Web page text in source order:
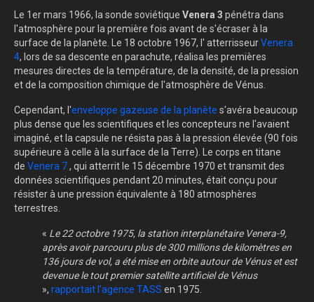
Le 1er mars 1966, la sonde soviétique Venera 3 pénétra dans
l'atmosphère pour la première fois avant de s'écraser à la
surface de la planète. Le 18 octobre 1967, l' atterrisseurVenera
4, lors de sa descente en parachute, réalisa les premières
mesures directes de la température, de la densité, de la pression
et de la composition chimique de l'atmosphère de Vénus.
Cependant, l'enveloppe gazeuse de la planète s'avéra beaucoup
plus dense que les scientifiques et les concepteurs ne l'avaient
imaginé, et la capsule ne résista pas à la pression élevée (90 fois
supérieure à celle à la surface de la Terre). Le corps en titane
de Venera 7, qui atterrit le 15 décembre 1970 et transmit des
données scientifiques pendant 20 minutes, était conçu pour
résister à une pression équivalente à 180 atmosphères
terrestres.
« Le 22 octobre 1975, la station interplanétaire Venera-9,
après avoir parcouru plus de 300 millions de kilomètres en
136 jours de vol, a été mise en orbite autour de Vénus et est
devenue le tout premier satellite artificiel de Vénus
», rapportait l'agence TASS en 1975.